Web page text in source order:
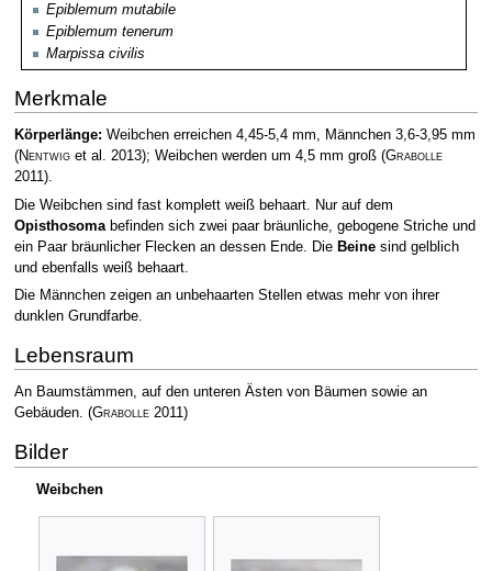
Epiblemum mutabile
Epiblemum tenerum
Marpissa civilis
Merkmale
Körperlänge: Weibchen erreichen 4,45-5,4 mm, Männchen 3,6-3,95 mm
(Nentwiget al. 2013); Weibchen werden um 4,5 mm groß (Grabolle
2011).
Die Weibchen sind fast komplett weiß behaart. Nur auf dem
Opisthosomabefinden sich zwei paar bräunliche, gebogene Striche und
ein Paar bräunlicher Flecken an dessen Ende. Die Beinesind gelblich
und ebenfalls weiß behaart.
Die Männchen zeigen an unbehaarten Stellen etwas mehr von ihrer
dunklen Grundfarbe.
Lebensraum
An Baumstämmen, auf den unteren Ästen von Bäumen sowie an
Gebäuden. (Grabolle2011)
Bilder
Weibchen